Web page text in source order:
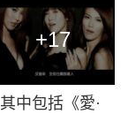
+17
中包括《愛·